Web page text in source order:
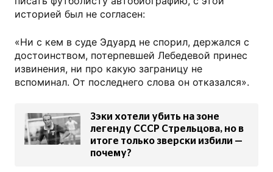
историей был не согласен:
«Ни с кем в суде Эдуард не спорил, держался с
достоинством, потерпевшей Лебедевой принес
извинения, ни про какую заграницу не
вспоминал. От последнего слова он отказался».
Зэки хотели убить на зоне
легенду СССР Стрельцова, но в
итоге только зверски избили —
почему?